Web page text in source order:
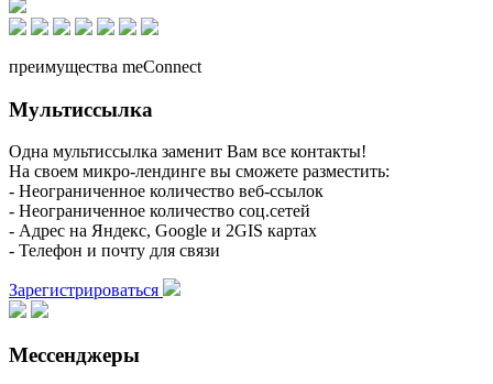
преимущества meConnect
Мультиссылка
Одна мультиссылка заменит Вам все контакты!
На своем микро-лендинге вы сможете разместить:
- Неограниченное количество веб-ссылок
- Неограниченное количество соц.сетей
- Адрес на Яндекс, Google и 2GIS картах
- Телефон и почту для связи
Зарегистрироваться
Мессенджеры